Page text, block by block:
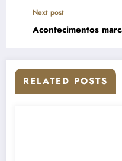
Next post
Acontecimentos
RELATED POSTS